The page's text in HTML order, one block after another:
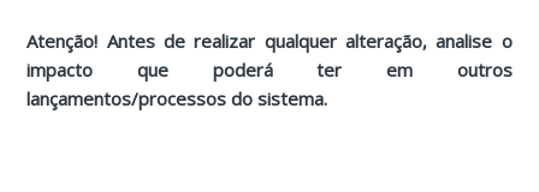
Atenção! Antes de realizar qualquer alteração, analise o
impacto que poderá ter em outros
lançamentos/processos do sistema.